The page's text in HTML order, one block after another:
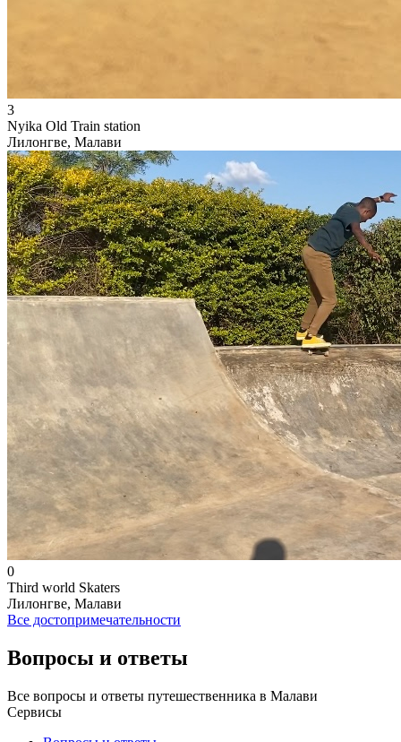
3
Nyika Old Train station
Лилонгве, Малави
0
Third world Skaters
Лилонгве, Малави
Все достопримечательности
Вопросы и ответы
Все вопросы и ответы путешественника в Малави
Сервисы